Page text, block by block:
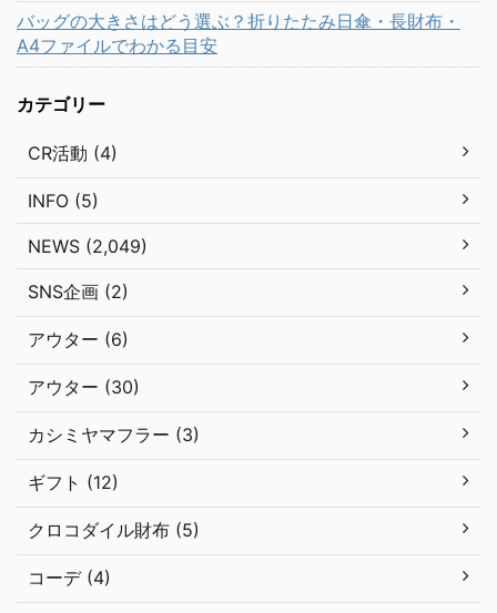
バッグの大きさはどう選ぶ？折りたたみ日傘・長財布・
A4ファイルでわかる目安
カテゴリー
CR活動 (4)
INFO (5)
NEWS (2,049)
SNS企画 (2)
アウター (6)
アウター (30)
カシミヤマフラー (3)
ギフト (12)
クロコダイル財布 (5)
コーデ (4)